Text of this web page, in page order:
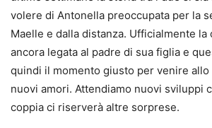
volere di Antonella preoccupata per la
Maelle e dalla distanza. Ufficialmente la
ancora legata al padre di sua figlia e
quindi il momento giusto per venire
nuovi amori. Attendiamo nuovi sviluppi
coppia ci riserverà altre sorprese.